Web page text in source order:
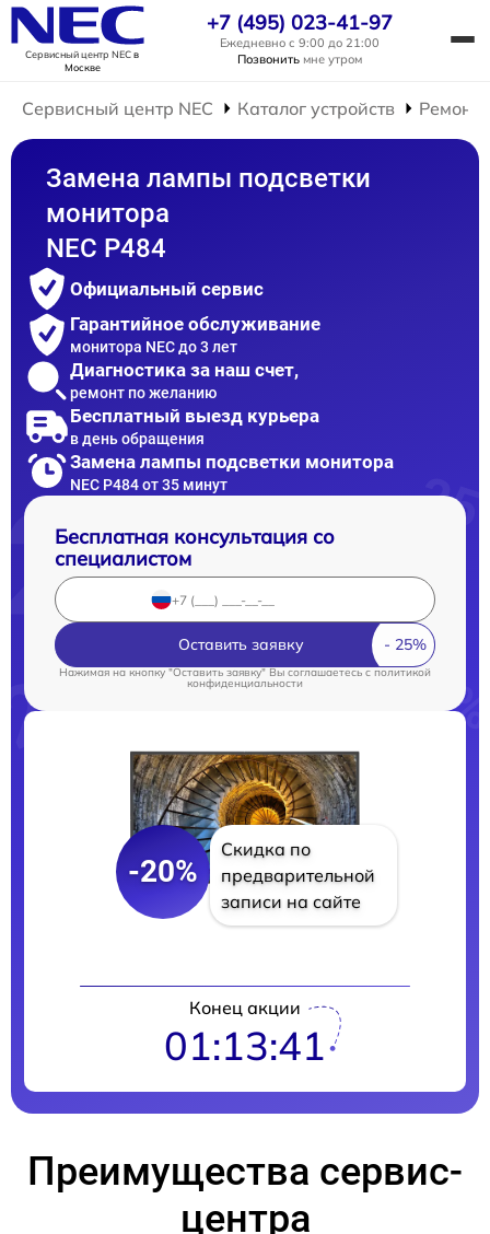
Сервисный центр NECв
Москве
+7 (495) 023-41-97
Ежедневно с 9:00 до 21:00
Позвонить мне утром
Сервисный центр NEC Каталог устройств Ремонт
Замена лампы подсветки
монитора
NEC P484
Официальный сервис
Гарантийное обслуживание
монитора NEC до 3 лет
Диагностика за наш счет,
ремонт по желанию
Бесплатный выезд курьера
в день обращения
Замена лампы подсветки монитора
NEC P484 от 35 минут
Бесплатная консультация со
специалистом
Оставить заявку
Нажимая на кнопку "Оставить заявку" Вы соглашаетесь cполитикой
конфиденциальности
-20%
Скидка по
предварительной
записи на сайте
Конец акции
01:13:40
Преимущества сервис-
центра